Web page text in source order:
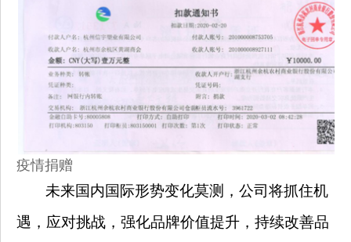
疫情捐赠
未来国内国际形势变化莫测，公司将抓住机
遇，应对挑战，强化品牌价值提升，持续改善品